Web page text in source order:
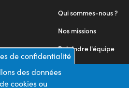
Qui sommes-nous ?
Nos missions
Rejoindre l'équipe
Nous contacter
de confidentialité
des données
cookies ou